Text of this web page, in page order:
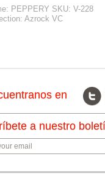
PEPPERY SKU: V-228
Azrock VC
en
a nuestro